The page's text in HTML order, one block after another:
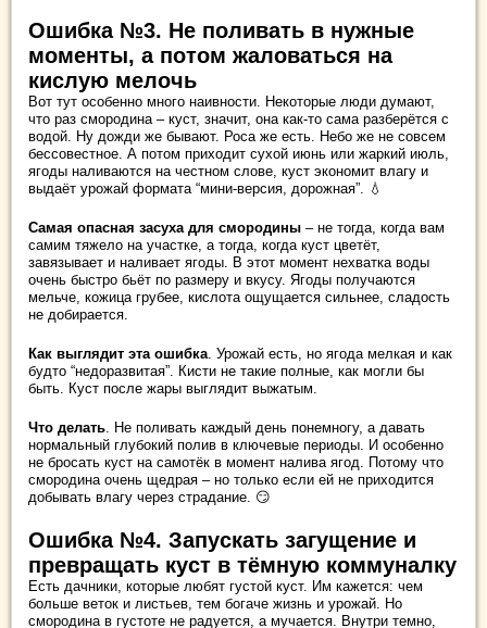
Ошибка №3. Не поливать в нужные
моменты, а потом жаловаться на
кислую мелочь
Вот тут особенно много наивности. Некоторые люди думают,
что раз смородина – куст, значит, она как-то сама разберётся с
водой. Ну дожди же бывают. Роса же есть. Небо же не совсем
бессовестное. А потом приходит сухой июнь или жаркий июль,
ягоды наливаются на честном слове, куст экономит влагу и
выдаёт урожай формата “мини-версия, дорожная”. 💧
Самая опасная засуха для смородины – не тогда, когда вам
самим тяжело на участке, а тогда, когда куст цветёт,
завязывает и наливает ягоды. В этот момент нехватка воды
очень быстро бьёт по размеру и вкусу. Ягоды получаются
мельче, кожица грубее, кислота ощущается сильнее, сладость
не добирается.
Как выглядит эта ошибка. Урожай есть, но ягода мелкая и как
будто “недоразвитая”. Кисти не такие полные, как могли бы
быть. Куст после жары выглядит выжатым.
Что делать. Не поливать каждый день понемногу, а давать
нормальный глубокий полив в ключевые периоды. И особенно
не бросать куст на самотёк в момент налива ягод. Потому что
смородина очень щедрая – но только если ей не приходится
добывать влагу через страдание. 😏
Ошибка №4. Запускать загущение и
превращать куст в тёмную коммуналку
Есть дачники, которые любят густой куст. Им кажется: чем
больше веток и листьев, тем богаче жизнь и урожай. Но
смородина в густоте не радуется, а мучается. Внутри темно,